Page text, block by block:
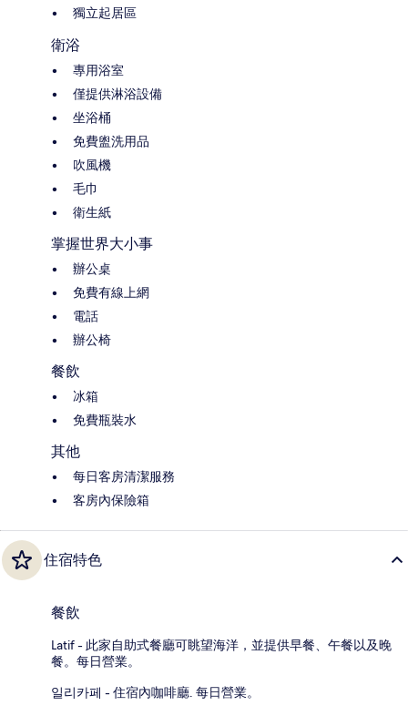
獨立起居區
衛浴
專用浴室
僅提供淋浴設備
坐浴桶
免費盥洗用品
吹風機
毛巾
衛生紙
掌握世界大小事
辦公桌
免費有線上網
電話
辦公椅
餐飲
冰箱
免費瓶裝水
其他
每日客房清潔服務
客房內保險箱
住宿特色
餐飲
Latif - 此家自助式餐廳可眺望海洋，並提供早餐、午餐以及晚
餐。每日營業。
일리카페 - 住宿內咖啡廳. 每日營業。